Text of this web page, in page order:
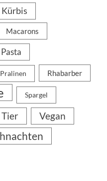
Kürbis
Macarons
Pasta
Pralinen Rhabarber
Spargel
Tier Vegan